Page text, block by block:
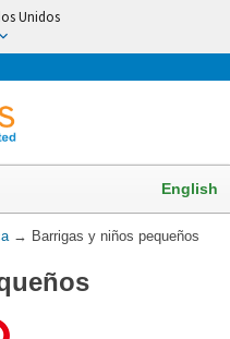
Unidos
English
→ Barrigas y niños pequeños